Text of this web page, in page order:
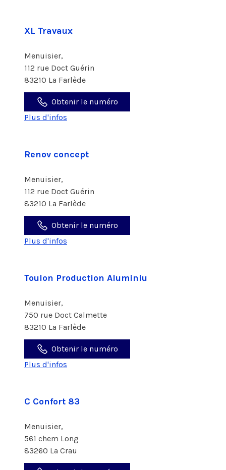
XL Travaux
Menuisier,
112 rue Doct Guérin
83210 La Farlède
Obtenir le numéro
Plus d'infos
Renov concept
Menuisier,
112 rue Doct Guérin
83210 La Farlède
Obtenir le numéro
Plus d'infos
Toulon Production Aluminiu
Menuisier,
750 rue Doct Calmette
83210 La Farlède
Obtenir le numéro
Plus d'infos
C Confort 83
Menuisier,
561 chem Long
83260 La Crau